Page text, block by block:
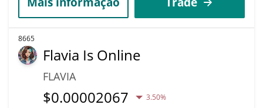
8665
Flavia Is Online
FLAVIA
$0.00002067 3.50%